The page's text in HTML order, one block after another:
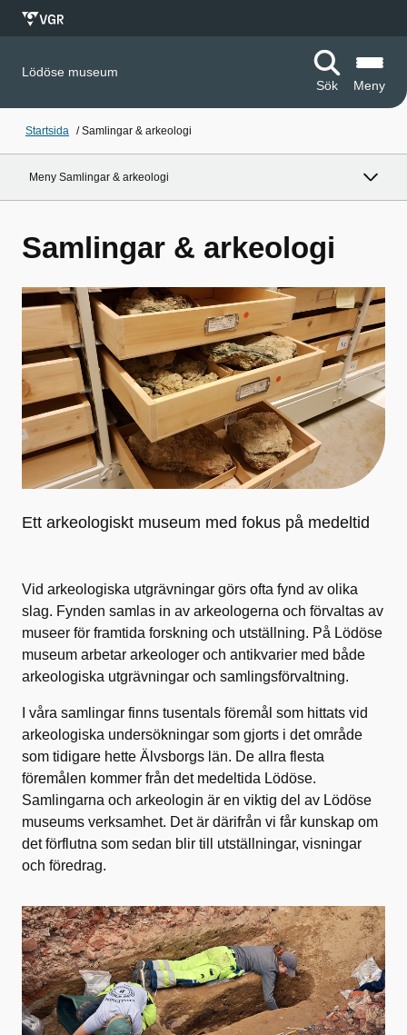
Lödöse museum
Sök
Meny
Startsida /Samlingar & arkeologi
Meny Samlingar & arkeologi
Samlingar & arkeologi
Ett arkeologiskt museum med fokus på medeltid
Vid arkeologiska utgrävningar görs ofta fynd av olika
slag. Fynden samlas in av arkeologerna och förvaltas av
museer för framtida forskning och utställning. På Lödöse
museum arbetar arkeologer och antikvarier med både
arkeologiska utgrävningar och samlingsförvaltning.
I våra samlingar finns tusentals föremål som hittats vid
arkeologiska undersökningar som gjorts i det område
som tidigare hette Älvsborgs län. De allra flesta
föremålen kommer från det medeltida Lödöse.
Samlingarna och arkeologin är en viktig del av Lödöse
museums verksamhet. Det är därifrån vi får kunskap om
det förflutna som sedan blir till utställningar, visningar
och föredrag.